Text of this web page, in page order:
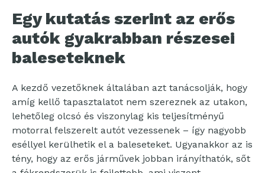
Egy kutatás szerint az erős
autók gyakrabban részesei
baleseteknek
A kezdő vezetőknek általában azt tanácsolják, hogy
amíg kellő tapasztalatot nem szereznek az utakon,
lehetőleg olcsó és viszonylag kis teljesítményű
motorral felszerelt autót vezessenek – így nagyobb
eséllyel kerülhetik el a baleseteket. Ugyanakkor az is
tény, hogy az erős járművek jobban irányíthatók, sőt